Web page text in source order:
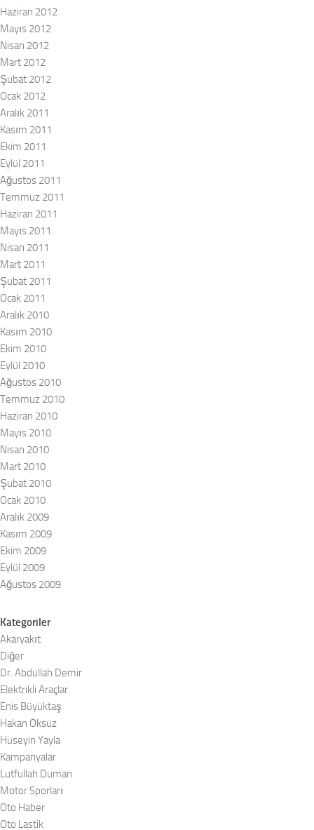
Haziran 2012
Mayıs 2012
Nisan 2012
Mart 2012
Şubat 2012
Ocak 2012
Aralık 2011
Kasım 2011
Ekim 2011
Eylül 2011
Ağustos 2011
Temmuz 2011
Haziran 2011
Mayıs 2011
Nisan 2011
Mart 2011
Şubat 2011
Ocak 2011
Aralık 2010
Kasım 2010
Ekim 2010
Eylül 2010
Ağustos 2010
Temmuz 2010
Haziran 2010
Mayıs 2010
Nisan 2010
Mart 2010
Şubat 2010
Ocak 2010
Aralık 2009
Kasım 2009
Ekim 2009
Eylül 2009
Ağustos 2009
Kategoriler
Akaryakıt
Diğer
Dr. Abdullah Demir
Elektrikli Araçlar
Enis Büyüktaş
Hakan Öksüz
Hüseyin Yayla
Kampanyalar
Lutfullah Duman
Motor Sporları
Oto Haber
Oto Lastik